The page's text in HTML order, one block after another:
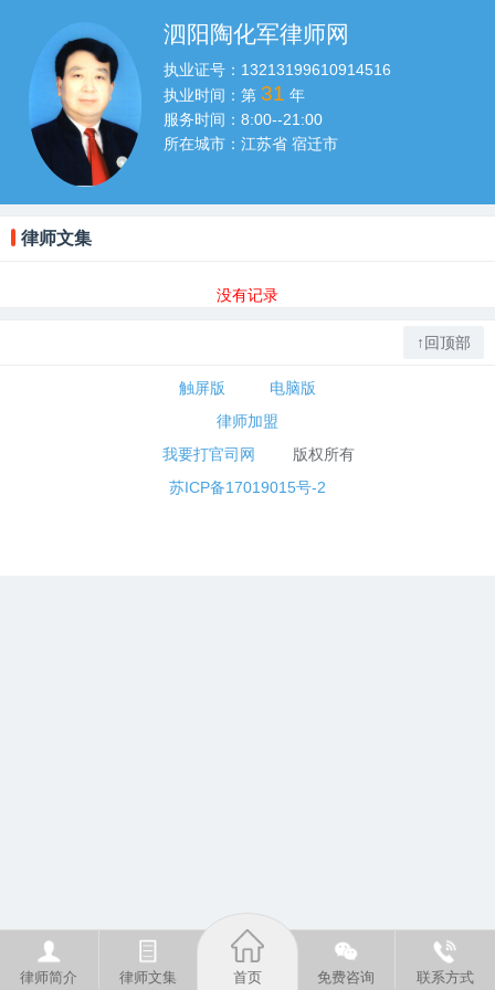
泗阳陶化军律师网
执业证号： 13213199610914516
执业时间：第31 年
服务时间：8:00--21:00
所在城市：江苏省 宿迁市
律师文集
没有记录
律师简介 律师文集 首页 免费咨询 联系方式
↑回顶部
触屏版
电脑版
律师加盟
我要打官司网
版权所有
苏ICP备17019015号-2